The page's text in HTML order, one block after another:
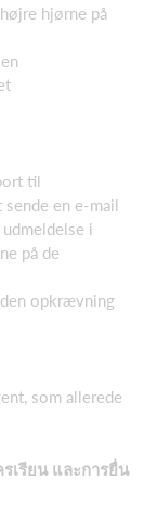
hjørne på
til
en e-mail
i
på de
opkrævning
som allerede
เรียน และการยื่น